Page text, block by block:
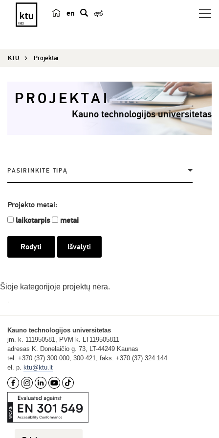
en
a
KTU Projektai
PROJEKTAI
Kauno technologijos universitetas
PASIRINKITE TIPĄ
Projekto metai:
laikotarpis
metai
Išvalyti
Šioje kategorijoje projektų nėra.
Kauno technologijos universitetas
įm. k. 111950581, PVM k. LT119505811
adresas K. Donelaičio g. 73, LT-44249 Kaunas
tel. +370 (37) 300 000, 300 421, faks. +370 (37) 324 144
el. p. ktu@ktu.lt